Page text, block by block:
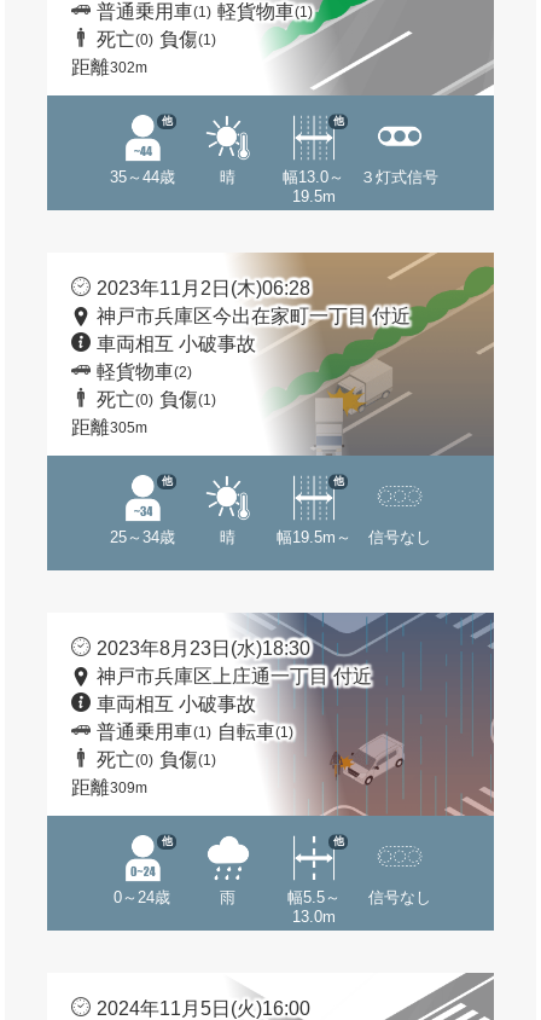
普通乗用車(1) 軽貨物車(1)
死亡(0) 負傷(1)
距離302m
35～44歳
他
晴
幅13.0～
19.5m
他
３灯式信号
2023年11月2日(木)06:28
神戸市兵庫区今出在家町一丁目 付近
車両相互 小破事故
軽貨物車(2)
死亡(0) 負傷(1)
距離305m
25～34歳
他
晴 幅19.5m～
他
信号なし
2023年8月23日(水)18:30
神戸市兵庫区上庄通一丁目 付近
車両相互 小破事故
普通乗用車(1) 自転車(1)
死亡(0) 負傷(1)
距離309m
0～24歳
他
雨
幅5.5～
13.0m
他
信号なし
2024年11月5日(火)16:00